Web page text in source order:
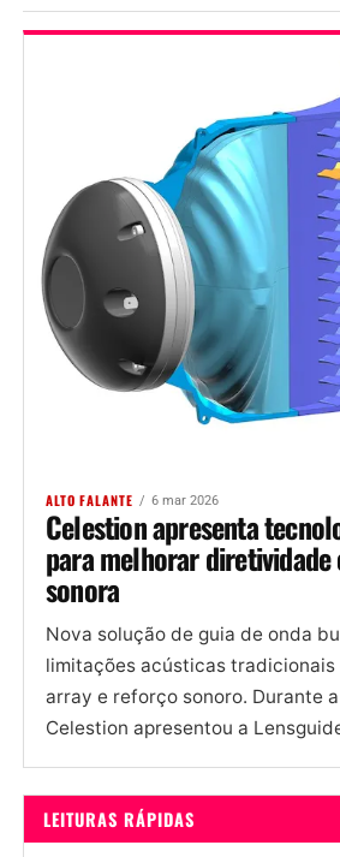
ALTO FALANTE 6 mar 2026
Celestion apresenta
para melhorar diretividade
sonora
Nova solução de guia de onda
limitações acústicas tradicionais
array e reforço sonoro. Durante a
Celestion apresentou a
LEITURAS RÁPIDAS